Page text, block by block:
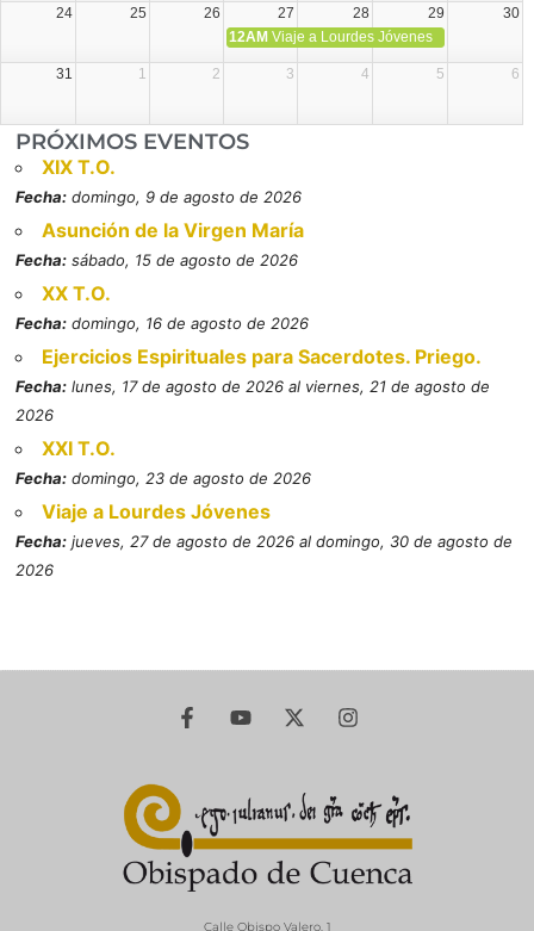
24 25 26 27 28 29
30
12AM Viaje a Lourdes Jóvenes
31 1 2 3 4 5 6
PRÓXIMOS EVENTOS
XIX T.O.
Fecha: domingo, 9 de agosto de 2026
Asunción de la Virgen María
Fecha: sábado, 15 de agosto de 2026
XX T.O.
Fecha: domingo, 16 de agosto de 2026
Ejercicios Espirituales para Sacerdotes. Priego.
Fecha: lunes, 17 de agosto de 2026 al viernes, 21 de agosto de
2026
XXI T.O.
Fecha: domingo, 23 de agosto de 2026
Viaje a Lourdes Jóvenes
Fecha: jueves, 27 de agosto de 2026 al domingo, 30 de agosto de
2026
Calle Obispo Valero, 1